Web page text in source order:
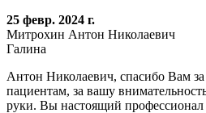
25 февр. 2024 г.
Митрохин Антон Николаевич
Галина
Антон Николаевич, спасибо Вам
пациентам, за вашу
руки. Вы настоящий